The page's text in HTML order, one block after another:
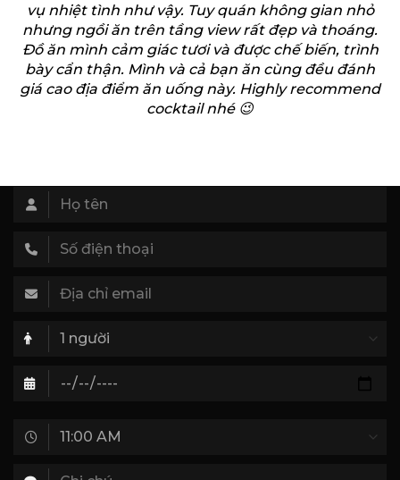
vụ nhiệt tình như vậy. Tuy quán không gian nhỏ
nhưng ngồi ăn trên tầng view rất đẹp và thoáng.
Đồ ăn mình cảm giác tươi và được chế biến, trình
bày cẩn thận. Mình và cả bạn ăn cùng đều đánh
giá cao địa điểm ăn uống này. Highly recommend
cocktail nhé 😉